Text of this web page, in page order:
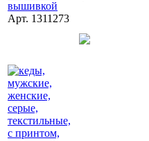
Арт. 1311273